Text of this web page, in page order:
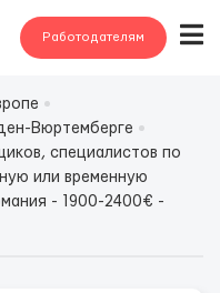
Работодателям
Вюртемберге
специалистов по
или временную
- 1900-2400€ -